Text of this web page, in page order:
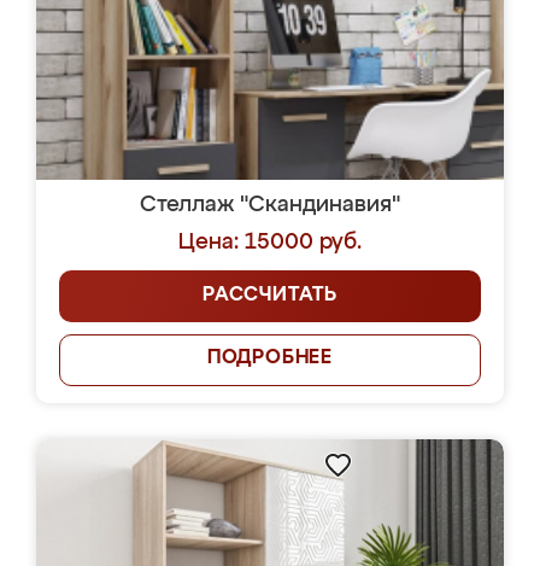
Стеллаж "Скандинавия"
Цена: 15000 руб.
РАССЧИТАТЬ
ПОДРОБНЕЕ